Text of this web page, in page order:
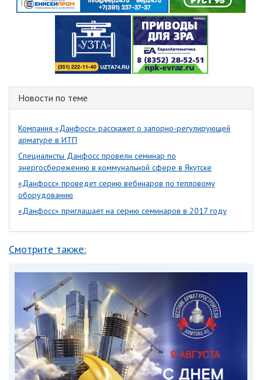
Новости по теме
Компания «Данфосс» расскажет о запорно-регулирующей
арматуре в ИТП
Специалисты Данфосс провели семинар по
энергосбережению в коммунальной сфере в Якутске
«Данфосс» проведет серию вебинаров по тепловому
оборудованию
«Данфосс» приглашает на серию семинаров в 2017 году
Смотрите также: